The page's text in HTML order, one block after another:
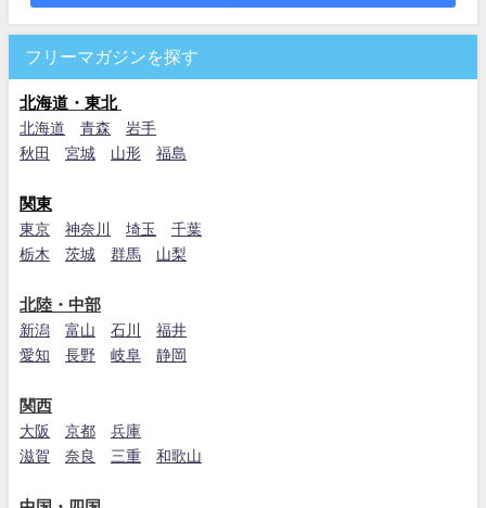
フリーマガジンを探す
北海道・東北
北海道 青森
岩手
秋田
宮城 山形 福島
関東
東京 神奈川 埼玉
千葉
栃木
茨城 群馬 山梨
北陸・中部
新潟 富山 石川
福井
愛知
長野 岐阜 静岡
関西
大阪 京都
兵庫
滋賀
奈良 三重 和歌山